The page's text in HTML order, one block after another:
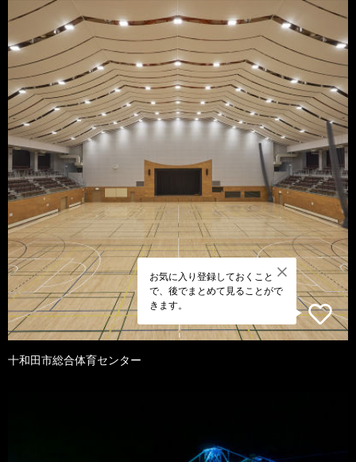
お気に入り登録しておくこと
で、後でまとめて見ることがで
きます。
十和田市総合体育センター